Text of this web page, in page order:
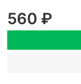
560 ₽